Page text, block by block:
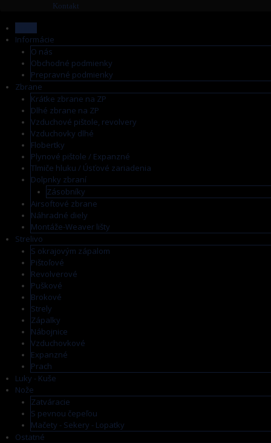
Kontakt
Informácie
O nás
Obchodné podmienky
Prepravné podmienky
Zbrane
Krátke zbrane na ZP
Dlhé zbrane na ZP
Vzduchové pištole, revolvery
Vzduchovky dlhé
Flobertky
Plynové pištole / Expanzné
Tlmiče hluku / Úsťové zariadenia
Dolpnky zbraní
Zásobníky
Airsoftové zbrane
Náhradné diely
Montáže-Weaver lišty
Strelivo
S okrajovým zápalom
Pištoľové
Revolverové
Puškové
Brokové
Strely
Zápalky
Nábojnice
Vzduchovkové
Expanzné
Prach
Luky - Kuše
Nože
Zatváracie
S pevnou čepeľou
Mačety - Sekery - Lopatky
Ostatné